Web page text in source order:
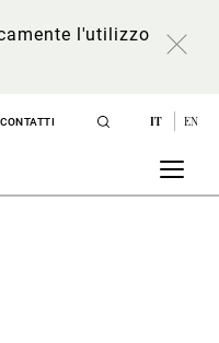
l'utilizzo
CONTATTI IT EN